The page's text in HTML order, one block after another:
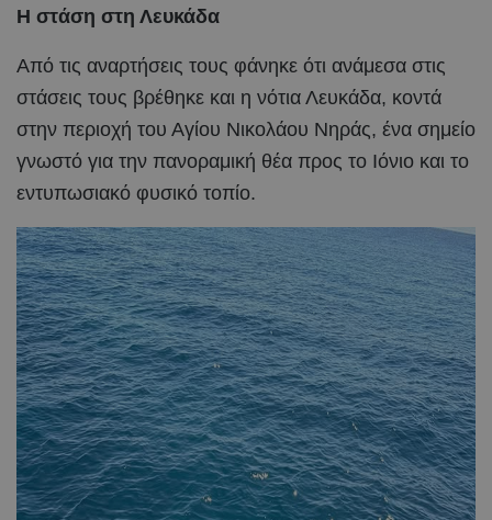
Η στάση στη Λευκάδα
Από τις αναρτήσεις τους φάνηκε ότι ανάμεσα στις
στάσεις τους βρέθηκε και η νότια Λευκάδα, κοντά
στην περιοχή του Αγίου Νικολάου Νηράς, ένα σημείο
γνωστό για την πανοραμική θέα προς το Ιόνιο και το
εντυπωσιακό φυσικό τοπίο.